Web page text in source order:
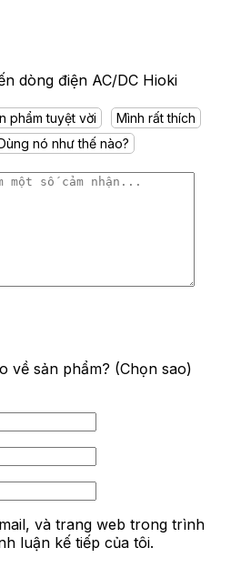
dòng điện AC/DC Hioki
phẩm tuyệt vời
Mình rất thích
nó như thế nào?
về sản phẩm? (Chọn sao)
và trang web trong trình
luận kế tiếp của tôi.